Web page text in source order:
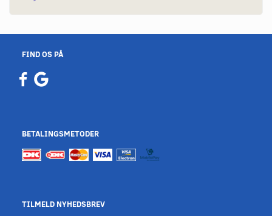
FIND OS PÅ
BETALINGSMETODER
TILMELD NYHEDSBREV